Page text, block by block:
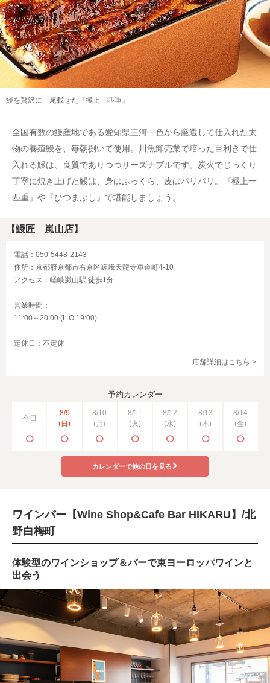
鰻を贅沢に一尾載せた『極上一匹重』
全国有数の鰻産地である愛知県三河一色から厳選して仕入れた太
物の養殖鰻を、毎朝捌いて使用。川魚卸売業で培った目利きで仕
入れる鰻は、良質でありつつリーズナブルです。炭火でじっくり
丁寧に焼き上げた鰻は、身はふっくら、皮はパリパリ。『極上一
匹重』や『ひつまぶし』で堪能しましょう。
【鰻匠 嵐山店】
電話：050-5448-2143
住所：京都府京都市右京区嵯峨天龍寺車道町4-10
アクセス：嵯峨嵐山駅 徒歩1分
営業時間：
11:00～20:00 (L.O.19:00)
定休日：不定休
店舗詳細はこちら >
予約カレンダー
今日
8/9
(日)
8/10
(月)
8/11
(火)
8/12
(水)
8/13
(木)
8/14
(金)
カレンダーで他の日を見る
ワインバー【Wine Shop&Cafe Bar HIKARU】/北
野白梅町
体験型のワインショップ＆バーで東ヨーロッパワインと
出会う